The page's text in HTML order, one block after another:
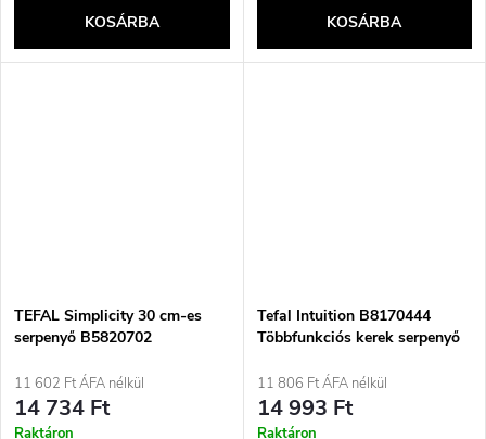
KOSÁRBA KOSÁRBA
TEFAL Simplicity 30 cm-es
serpenyő B5820702
11 602 Ft ÁFA nélkül
14 734 Ft
Raktáron
Tefal Intuition B8170444
Többfunkciós kerek serpenyő
11 806 Ft ÁFA nélkül
14 993 Ft
Raktáron